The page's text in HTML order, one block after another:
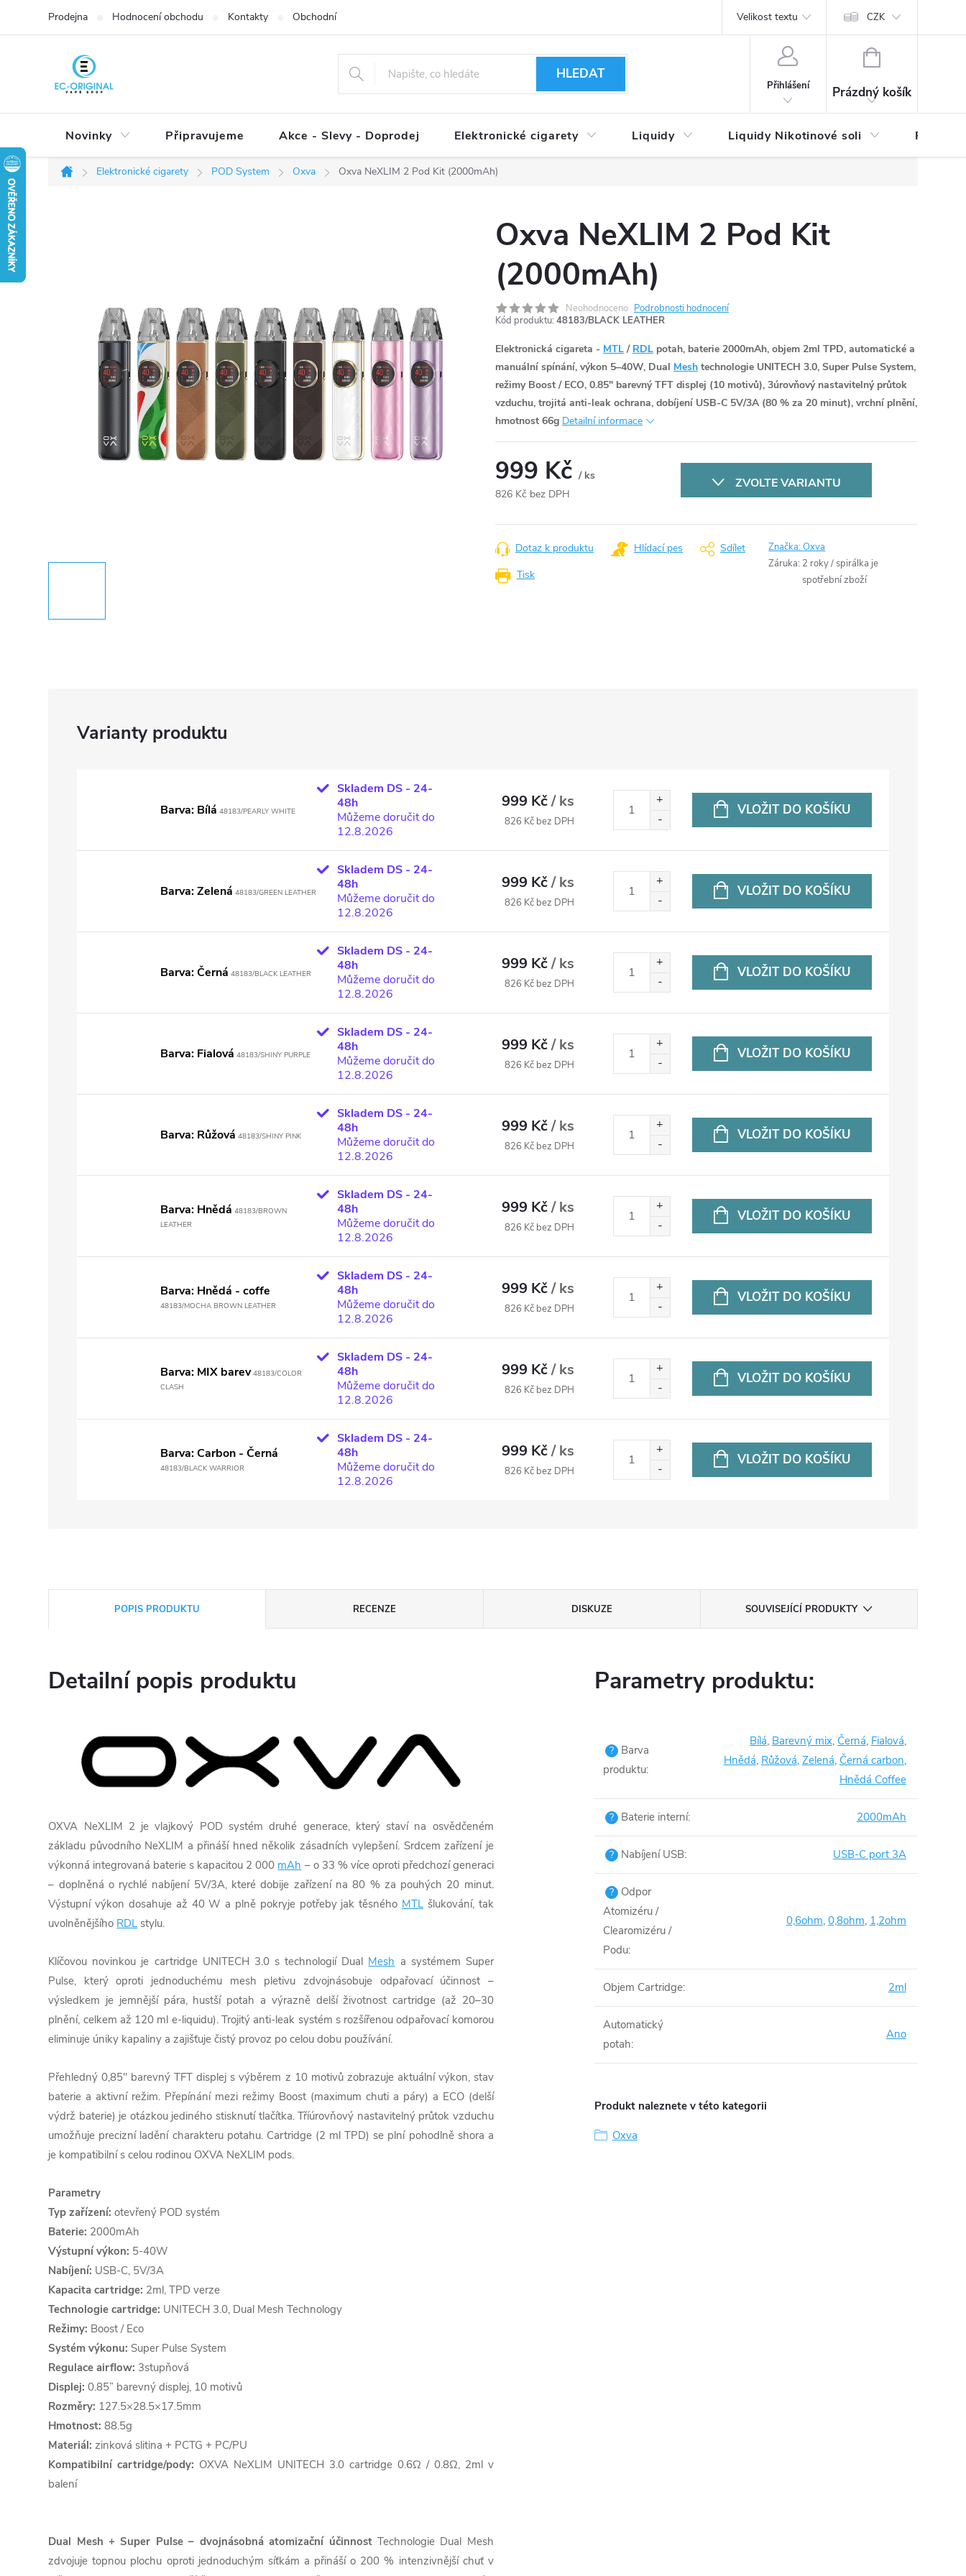
Prodejna Hodnocení obchodu Kontakty Obchodní podmínky Reklamační řád Vrácení zboží a reklamace
Velikost textu CZK
HLEDAT
Přihlášení
NÁKUPNÍ
Prázdný košík
Novinky Připravujeme Akce - Slevy - Doprodej Elektronické cigarety Liquidy Liquidy Nikotinové soli
Domů
Elektronické cigarety POD System Oxva Oxva NeXLIM 2 Pod Kit (2000mAh)
Oxva NeXLIM 2 Pod Kit
(2000mAh)
Neohodnoceno Podrobnosti hodnocení
Kód produktu: 48183/BLACK LEATHER
Elektronická cigareta - MTL / RDL potah, baterie 2000mAh, objem 2ml TPD, automatické a
manuální spínání, výkon 5–40W, Dual Mesh technologie UNITECH 3.0, Super Pulse System,
režimy Boost / ECO, 0.85" barevný TFT displej (10 motivů), 3úrovňový nastavitelný průtok
vzduchu, trojitá anti-leak ochrana, dobíjení USB-C 5V/3A (80 % za 20 minut), vrchní plnění,
hmotnost 66g Detailní informace
999 Kč / ks
826 Kč bez DPH
cena:
ZVOLTE VARIANTU
Tisk
Dotaz k produktu Hlídací pes Sdílet Značka:Oxva
Záruka: 2 roky / spirálka je
spotřební zboží
Barva: Bílá 48183/PEARLY WHITE
Skladem DS - 24-
48h
Můžeme doručit do
12.8.2026
999 Kč/ ks
826 Kč bez DPH
VLOŽIT DO KOŠÍKU
Barva: Zelená 48183/GREEN LEATHER
Skladem DS - 24-
48h
Můžeme doručit do
12.8.2026
999 Kč/ ks
826 Kč bez DPH
VLOŽIT DO KOŠÍKU
Barva: Černá 48183/BLACK LEATHER
Skladem DS - 24-
48h
Můžeme doručit do
12.8.2026
999 Kč/ ks
826 Kč bez DPH
VLOŽIT DO KOŠÍKU
Barva: Fialová 48183/SHINY PURPLE
Skladem DS - 24-
48h
Můžeme doručit do
12.8.2026
999 Kč/ ks
826 Kč bez DPH
VLOŽIT DO KOŠÍKU
Barva: Růžová 48183/SHINY PINK
Skladem DS - 24-
48h
Můžeme doručit do
12.8.2026
999 Kč/ ks
826 Kč bez DPH
VLOŽIT DO KOŠÍKU
Barva: Hnědá 48183/BROWN
LEATHER
Skladem DS - 24-
48h
Můžeme doručit do
12.8.2026
999 Kč/ ks
826 Kč bez DPH
VLOŽIT DO KOŠÍKU
Barva: Hnědá - coffe
48183/MOCHA BROWN LEATHER
Skladem DS - 24-
48h
Můžeme doručit do
12.8.2026
999 Kč/ ks
826 Kč bez DPH
VLOŽIT DO KOŠÍKU
Barva: MIX barev48183/COLOR
CLASH
Skladem DS - 24-
48h
Můžeme doručit do
12.8.2026
999 Kč/ ks
826 Kč bez DPH
VLOŽIT DO KOŠÍKU
Barva: Carbon - Černá
48183/BLACK WARRIOR
Skladem DS - 24-
48h
Můžeme doručit do
12.8.2026
999 Kč/ ks
826 Kč bez DPH
VLOŽIT DO KOŠÍKU
POPIS PRODUKTU RECENZE DISKUZE SOUVISEJÍCÍ PRODUKTY
Detailní popis produktu
OXVA NeXLIM 2 je vlajkový POD systém druhé generace, který staví na osvědčeném
základu původního NeXLIM a přináší hned několik zásadních vylepšení. Srdcem zařízení je
výkonná integrovaná baterie s kapacitou 2 000 mAh – o 33 % více oproti předchozí generaci
– doplněná o rychlé nabíjení 5V/3A, které dobije zařízení na 80 % za pouhých 20 minut.
Výstupní výkon dosahuje až 40 W a plně pokryje potřeby jak těsného MTL šlukování, tak
uvolněnějšího RDL stylu.
Klíčovou novinkou je cartridge UNITECH 3.0 s technologií Dual Mesh a systémem Super
Pulse, který oproti jednoduchému mesh pletivu zdvojnásobuje odpařovací účinnost –
výsledkem je jemnější pára, hustší potah a výrazně delší životnost cartridge (až 20–30
plnění, celkem až 120 ml e-liquidu). Trojitý anti-leak systém s rozšířenou odpařovací komorou
eliminuje úniky kapaliny a zajišťuje čistý provoz po celou dobu používání.
Přehledný 0,85" barevný TFT displej s výběrem z 10 motivů zobrazuje aktuální výkon, stav
baterie a aktivní režim. Přepínání mezi režimy Boost (maximum chuti a páry) a ECO (delší
výdrž baterie) je otázkou jediného stisknutí tlačítka. Tříúrovňový nastavitelný průtok vzduchu
umožňuje precizní ladění charakteru potahu. Cartridge (2 ml TPD) se plní pohodlně shora a
je kompatibilní s celou rodinou OXVA NeXLIM pods.
Parametry
Typ zařízení: otevřený POD systém
Baterie: 2000mAh
Výstupní výkon: 5-40W
Nabíjení: USB-C, 5V/3A
Kapacita cartridge: 2ml, TPD verze
Technologie cartridge: UNITECH 3.0, Dual Mesh Technology
Režimy: Boost / Eco
Systém výkonu: Super Pulse System
Regulace airflow: 3stupňová
Displej: 0.85” barevný displej, 10 motivů
Rozměry: 127.5×28.5×17.5mm
Hmotnost: 88.5g
Materiál: zinková slitina + PCTG + PC/PU
Kompatibilní cartridge/pody: OXVA NeXLIM UNITECH 3.0 cartridge 0.6Ω / 0.8Ω, 2ml v
balení
Dual Mesh + Super Pulse – dvojnásobná atomizační účinnostTechnologie Dual Mesh
zdvojuje topnou plochu oproti jednoduchým síťkám a přináší o 200 % intenzivnější chuť v
Parametry produktu:
? Barva
produktu:
Bílá, Barevný mix, Černá, Fialová,
Hnědá, Růžová, Zelená, Černá carbon,
Hnědá Coffee
? Baterie interní: 2000mAh
? Nabíjení USB: USB-C port 3A
? Odpor
Atomizéru /
Clearomizéru /
Podu:
0,6ohm, 0,8ohm, 1,2ohm
Objem Cartridge: 2ml
Automatický
potah:
Ano
Produkt naleznete v této kategorii
Oxva